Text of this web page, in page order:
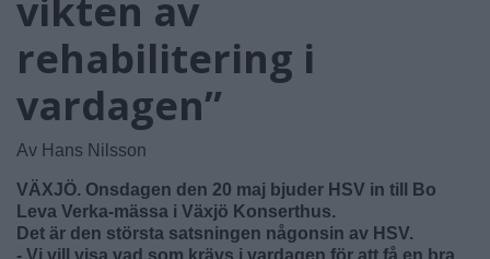
vikten av
rehabilitering i
vardagen”
Av Hans Nilsson
VÄXJÖ. Onsdagen den 20 maj bjuder HSV in till Bo
Leva Verka-mässa i Växjö Konserthus.
Det är den största satsningen någonsin av HSV.
- Vi vill visa vad som krävs i vardagen för att få en bra